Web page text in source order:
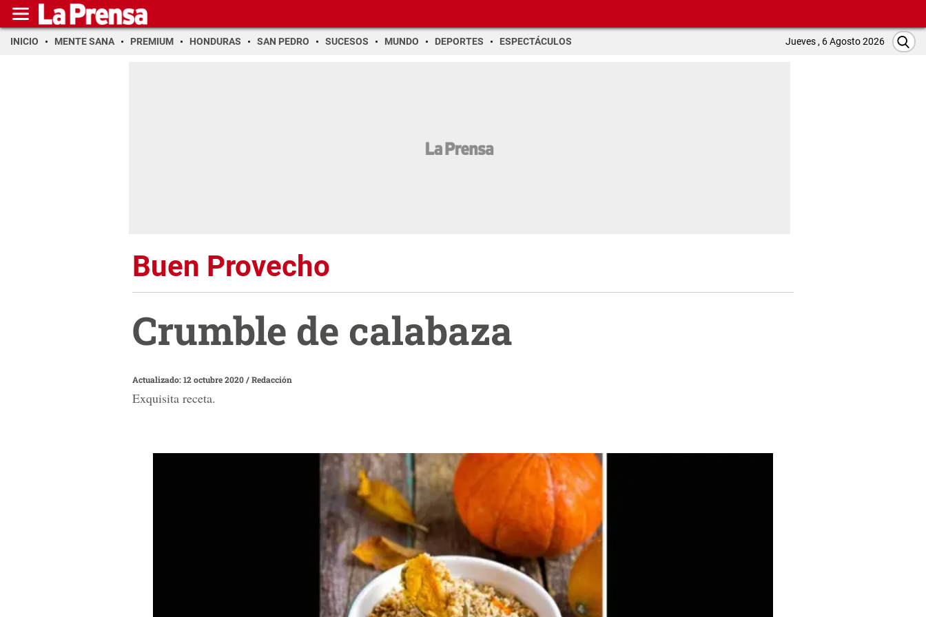
INICIO MENTE SANA PREMIUM HONDURAS SAN PEDRO SUCESOS MUNDO DEPORTES ESPECTÁCULOS Jueves , 6 Agosto 2026
Buen Provecho
Crumble de calabaza
Actualizado: 12 octubre 2020/Redacción
Exquisita receta.